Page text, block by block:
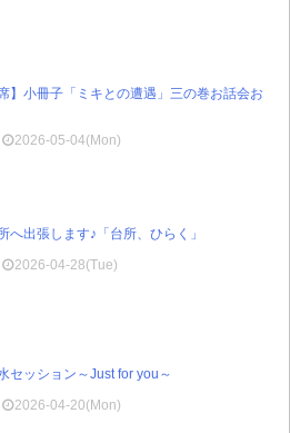
】小冊子「ミキとの遭遇」三の巻お話会お
2026-05-04(Mon)
へ出張します♪「台所、ひらく」
2026-04-28(Tue)
セッション～Just for you～
2026-04-20(Mon)